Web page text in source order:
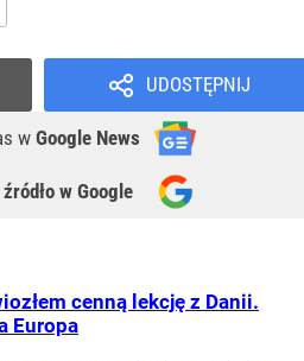
UDOSTĘPNIJ
w Google News
źródło w Google
cenną lekcję z Danii.
Europa